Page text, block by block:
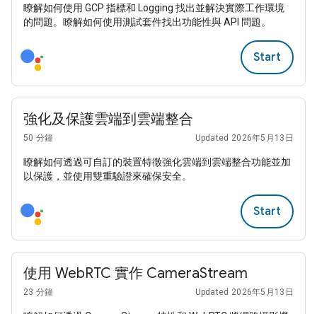
瞭解如何使用 GCP 指標和 Logging 找出並解決實際工作環境
的問題。瞭解如何使用測試套件找出功能性與 API 問題。
Start
強化及保護雲端到雲端整合
50 分鐘 Updated 2026年5月13日
瞭解如何透過可自訂的裝置特徵強化雲端到雲端整合功能並加
以保護，並使用雙重驗證來確保安全。
Start
使用 WebRTC 實作 CameraStream
23 分鐘 Updated 2026年5月13日